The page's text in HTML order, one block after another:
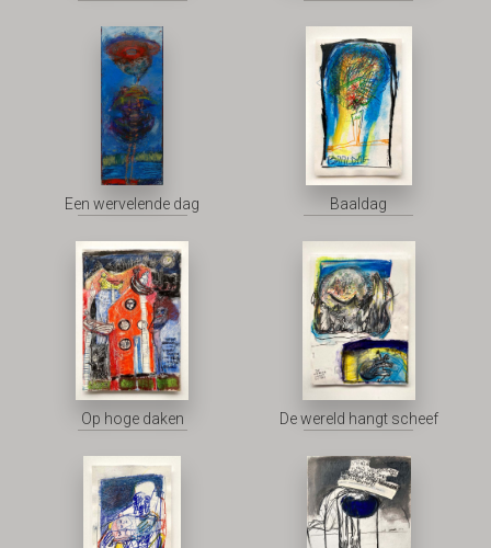
Een wervelende dag Baaldag
Op hoge daken De wereld hangt scheef